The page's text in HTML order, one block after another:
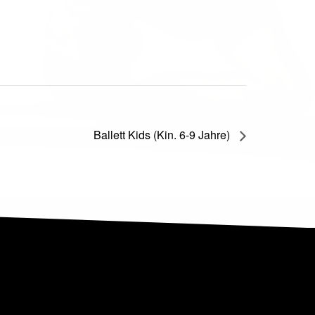
Ballett Kids (Kin. 6-9 Jahre)